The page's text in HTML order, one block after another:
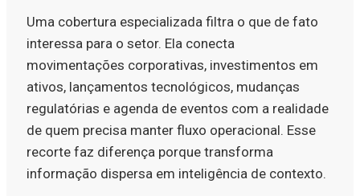
Uma cobertura especializada filtra o que de fato
interessa para o setor. Ela conecta
movimentações corporativas, investimentos em
ativos, lançamentos tecnológicos, mudanças
regulatórias e agenda de eventos com a realidade
de quem precisa manter fluxo operacional. Esse
recorte faz diferença porque transforma
informação dispersa em inteligência de contexto.